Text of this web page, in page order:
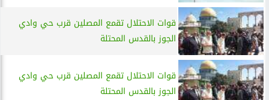
قوات الاحتلال تقمع المصلين قرب حي وادي
الجوز بالقدس المحتلة
قوات الاحتلال تقمع المصلين قرب حي وادي
الجوز بالقدس المحتلة